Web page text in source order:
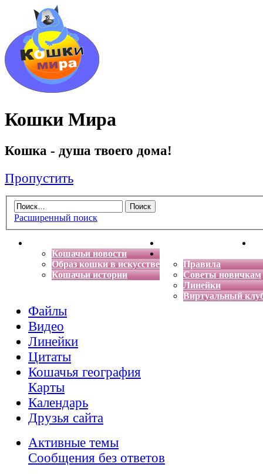
Кошки Мира
Кошка - душа твоего дома!
Пропустить
Расширенный поиск
Кошачьи новости
Образ кошки в искусстве
Кошачьи истории
Энциклопедия кошек
Правила
Советы новичкам
Линейки
Виртуальный
Файлы
Видео
Линейки
Цитаты
Кошачья география
Карты
Календарь
Друзья сайта
Активные темы
Сообщения без ответов